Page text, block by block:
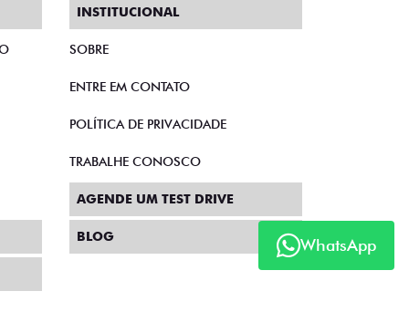
WhatsApp
INSTITUCIONAL
SOBRE
ENTRE EM CONTATO
POLÍTICA DE PRIVACIDADE
TRABALHE CONOSCO
AGENDE UM TEST DRIVE
BLOG